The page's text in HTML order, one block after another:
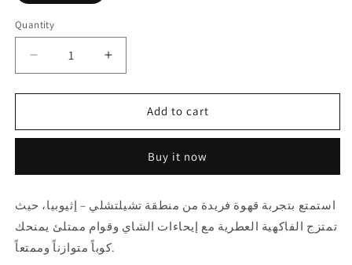
Quantity
Quantity
Decrease
quantity
for
-
250g
إثيوبيا
قيدب
Increase
quantity
for
-
Gedeb
250g
إثيوبيا
قيدب
Add to cart
Buy it now
استمتع بتجربة قهوة فريدة من منطقة تشيلتشلي – إثيوبيا، حيث
تمتزج الفاكهية العطرية مع إيحاءات الشاي وقوام ممتلئ يمنحك
كوباً متوازناً وممتعاً.